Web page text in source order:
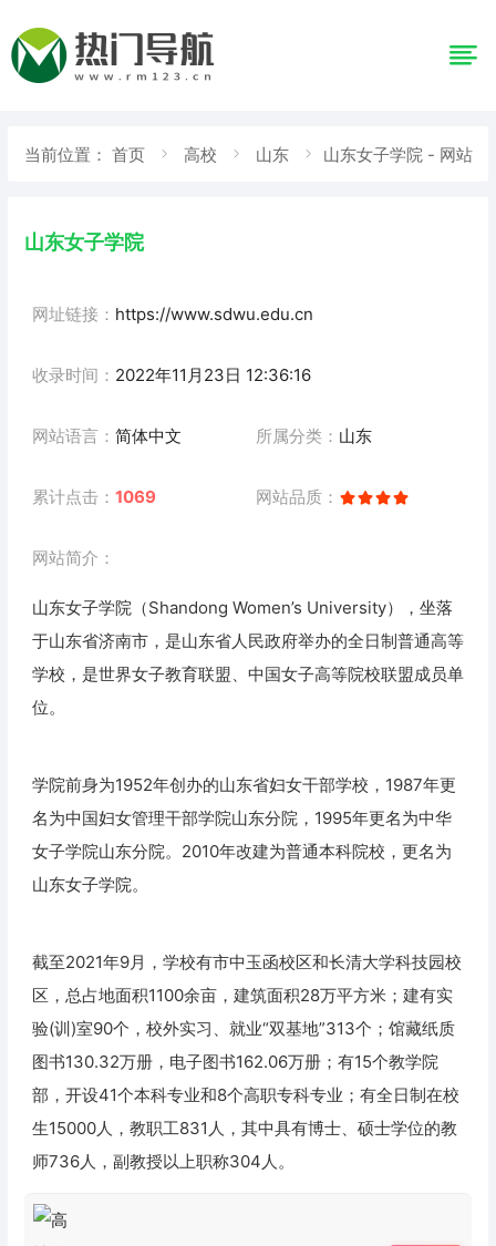
当前位置： 首页 高校 山东 山东女子学院 - 网站
山东女子学院
网址链接： https://www.sdwu.edu.cn
收录时间： 2022年11月23日 12:36:16
网站语言： 简体中文 所属分类： 山东
累计点击： 1069 网站品质：
网站简介：
山东女子学院（Shandong Women’s University），坐落
于山东省济南市，是山东省人民政府举办的全日制普通高等
学校，是世界女子教育联盟、中国女子高等院校联盟成员单
位。
学院前身为1952年创办的山东省妇女干部学校，1987年更
名为中国妇女管理干部学院山东分院，1995年更名为中华
女子学院山东分院。2010年改建为普通本科院校，更名为
山东女子学院。
截至2021年9月，学校有市中玉函校区和长清大学科技园校
区，总占地面积1100余亩，建筑面积28万平方米；建有实
验(训)室90个，校外实习、就业“双基地”313个；馆藏纸质
图书130.32万册，电子图书162.06万册；有15个教学院
部，开设41个本科专业和8个高职专科专业；有全日制在校
生15000人，教职工831人，其中具有博士、硕士学位的教
师736人，副教授以上职称304人。